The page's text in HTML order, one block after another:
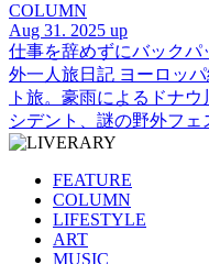
COLUMN
Aug 31. 2025 up
仕事を辞めずにバック
外一人旅日記 ヨーロッ
ト旅。豪雨によるドナ
シデント、謎の野外フェ
FEATURE
COLUMN
LIFESTYLE
ART
MUSIC